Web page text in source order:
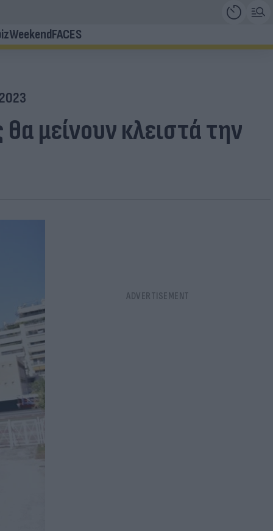
WeekendFACES
μείνουν κλειστά την